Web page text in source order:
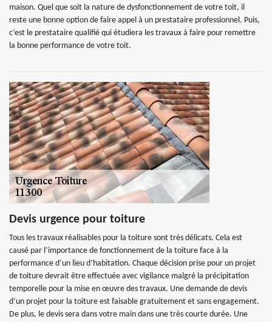
maison. Quel que soit la nature de dysfonctionnement de votre toit, il
reste une bonne option de faire appel à un prestataire professionnel. Puis,
c’est le prestataire qualifié qui étudiera les travaux à faire pour remettre
la bonne performance de votre toit.
Devis urgence pour toiture
Tous les travaux réalisables pour la toiture sont très délicats. Cela est
causé par l’importance de fonctionnement de la toiture face à la
performance d’un lieu d’habitation. Chaque décision prise pour un projet
de toiture devrait être effectuée avec vigilance malgré la précipitation
temporelle pour la mise en œuvre des travaux. Une demande de devis
d’un projet pour la toiture est faisable gratuitement et sans engagement.
De plus, le devis sera dans votre main dans une très courte durée. Une